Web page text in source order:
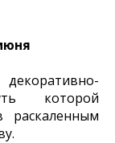
которой
раскаленным